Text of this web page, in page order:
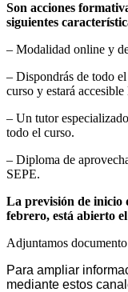
Son acciones
siguientes
– Modalidad online y
– Dispondrás de todo
curso y estará
– Un tutor
todo el curso.
– Diploma de
SEPE.
La previsión de inicio
febrero, está abierto
Adjuntamos
Para ampliar
mediante estos